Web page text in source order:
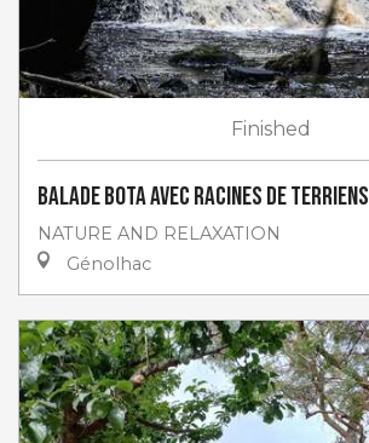
Finished
Balade Bota avec Racines de Terriens
NATURE AND RELAXATION
Génolhac